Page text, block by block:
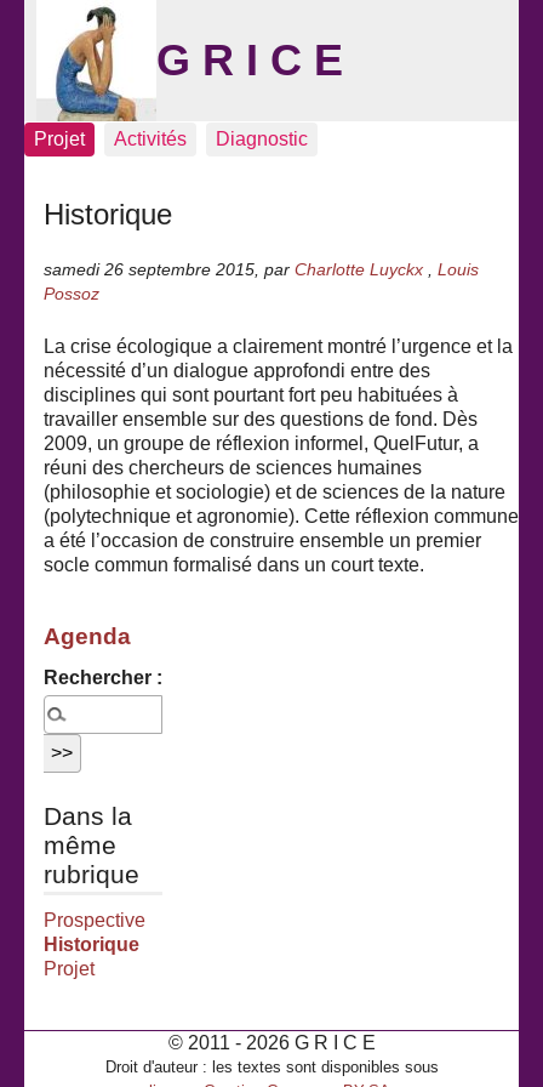
G R I C E
Projet Activités Diagnostic
Historique
samedi 26 septembre 2015 par Charlotte Luyckx
Louis
Possoz
La crise écologique a clairement montré l’urgence et la
nécessité d’un dialogue approfondi entre des
disciplines qui sont pourtant fort peu habituées à
travailler ensemble sur des questions de fond. Dès
2009, un groupe de réflexion informel, QuelFutur, a
réuni des chercheurs de sciences humaines
(philosophie et sociologie) et de sciences de la nature
(polytechnique et agronomie). Cette réflexion commune
a été l’occasion de construire ensemble un premier
socle commun formalisé dans un court texte.
Agenda
Rechercher :
Dans la
même
rubrique
Prospective
Historique
Projet
© 2011 - 2026 G R I C E
Droit d'auteur : les textes sont disponibles sous